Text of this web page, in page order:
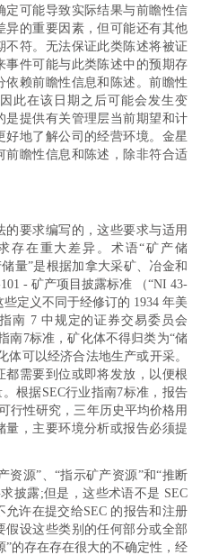
定可能导致实际结果与前瞻性信
异的重要因素，但可能还有其他
不符。无法保证此类陈述将被证
事件可能与此类陈述中的预期存
赖前瞻性信息和陈述。前瞻性
此在该日期之后可能会发生变
是提供有关管理层当前期望和计
地了解公司的经营环境。金星
前瞻性信息和陈述，除非符合适
要求编写的，这些要求与适用
存在重大差异。术语“矿产储
量”是根据加拿大采矿、冶金和
- 矿产项目披露标准 （“NI 43-
定义不同于经修订的 1934 年美
南 7 中规定的证券交易委员会
南7标准，矿化体不得归类为“储
体可以经济合法地生产或开采。
都需要到位或即将发放，以便根
根据SEC行业指南7标准，报告
行性研究，三年历史平均价格用
，主要环境分析或报告必须提
资源”、“指示矿产资源”和“推断
披露;但是，这些术语不是 SEC
许在提交给SEC 的报告和注册
设这些类别的任何部分或全部
的存在存在很大的不确定性，经